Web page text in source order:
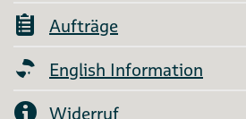
Aufträge
English Information
Widerruf